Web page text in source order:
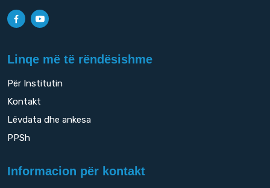
Linqe më të rëndësishme
Për Institutin
Kontakt
Lëvdata dhe ankesa
PPSh
Informacion për kontakt